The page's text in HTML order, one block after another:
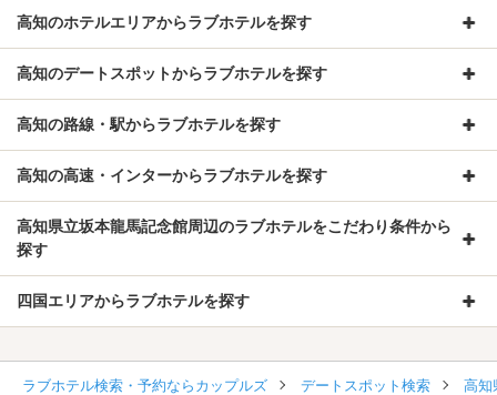
高知のホテルエリアからラブホテルを探す
高知のデートスポットからラブホテルを探す
高知の路線・駅からラブホテルを探す
高知の高速・インターからラブホテルを探す
高知県立坂本龍馬記念館周辺のラブホテルをこだわり条件から
探す
四国エリアからラブホテルを探す
ラブホテル検索・予約ならカップルズ デートスポット検索 高知